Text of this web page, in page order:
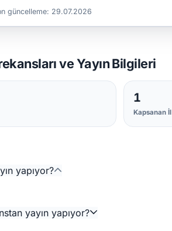
güncelleme: 29.07.2026
ve Yayın Bilgileri
1
Kapsanan İl
yapıyor?
yayın yapıyor?